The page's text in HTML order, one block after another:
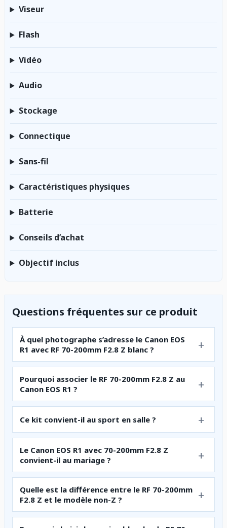
Viseur
Flash
Vidéo
Audio
Stockage
Connectique
Sans-fil
Caractéristiques physiques
Batterie
Conseils d’achat
Objectif inclus
Questions fréquentes sur ce produit
À quel photographe s’adresse le Canon EOS
R1 avec RF 70-200mm F2.8 Z blanc ?
Pourquoi associer le RF 70-200mm F2.8 Z au
Canon EOS R1 ?
Ce kit convient-il au sport en salle ?
Le Canon EOS R1 avec 70-200mm F2.8 Z
convient-il au mariage ?
Quelle est la différence entre le RF 70-200mm
F2.8 Z et le modèle non-Z ?